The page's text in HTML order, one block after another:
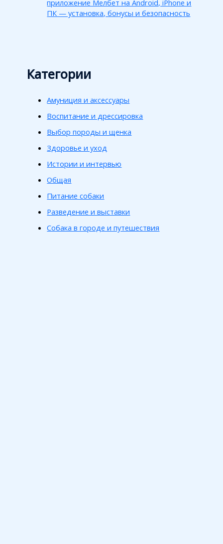
приложение Мелбет на Android, iPhone и
ПК — установка, бонусы и безопасность
Категории
Амуниция и аксессуары
Воспитание и дрессировка
Выбор породы и щенка
Здоровье и уход
Истории и интервью
Общая
Питание собаки
Разведение и выставки
Собака в городе и путешествия